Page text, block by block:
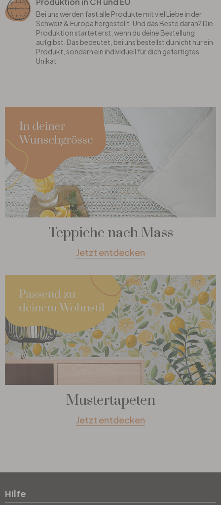
Bei uns werden fast alle Produkte mit viel Liebe in der
Schweiz & Europa hergestellt. Und das Beste daran? Die
Produktion startet erst, wenn du deine Bestellung
aufgibst. Das bedeutet, bei uns bestellst du nicht nur ein
Produkt, sondern ein individuell für dich gefertigtes
Unikat.
Teppiche nach Mass
Jetzt entdecken
Mustertapeten
Jetzt entdecken
Hilfe